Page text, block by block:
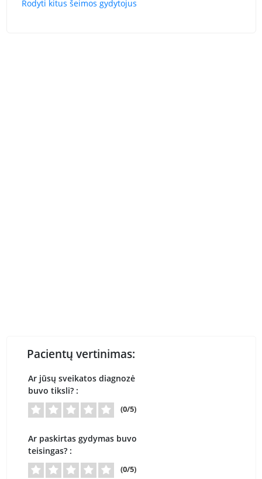
Rodyti kitus šeimos gydytojus
Pacientų vertinimas:
Ar jūsų sveikatos diagnozė
buvo tiksli? :
(0/5)
Ar paskirtas gydymas buvo
teisingas? :
(0/5)